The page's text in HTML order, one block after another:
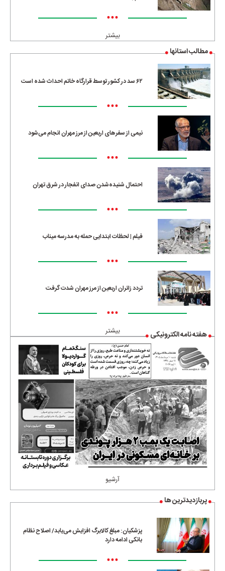
•••
بیشتر
مطالب استانها
۶۲ سد در کشور توسط قرارگاه خاتم احداث شده است
•••
نیمی از سفرهای اربعین از مرز مهران انجام می‌شود
•••
احتمال شنیده‌شدن صدای انفجار در شرق تهران
•••
فیلم | لحظات ابتدایی حمله به مدرسه میناب
•••
تردد زائران اربعین از مرز مهران شدت گرفت
•••
بیشتر هفته نامه الکترونیکی
آرشیو
پربازدیدترین ها
پزشکیان: مبلغ کالابرگ افزایش می‌یابد/ اصلاح نظام
بانکی ادامه دارد
•••